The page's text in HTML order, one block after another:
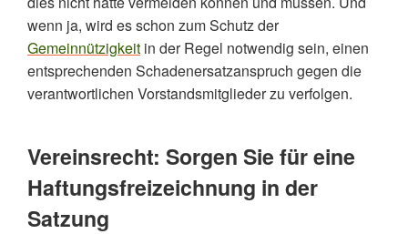
wenn ja, wird es schon zum Schutz der
Gemeinnützigkeit in der Regel notwendig sein, einen
entsprechenden Schadenersatzanspruch gegen die
verantwortlichen Vorstandsmitglieder zu verfolgen.
Vereinsrecht: Sorgen Sie für eine
Haftungsfreizeichnung in der
Satzung